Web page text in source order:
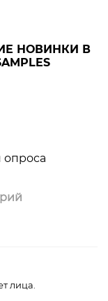
НОВИНКИ В
опроса
лица.